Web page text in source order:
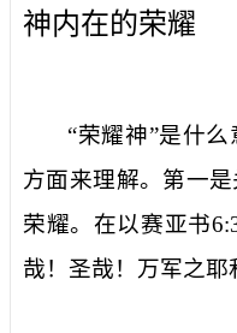
神内在的荣耀
“荣耀神”是什
方面来理解。第一
荣耀。在以赛亚书
哉！圣哉！万军之